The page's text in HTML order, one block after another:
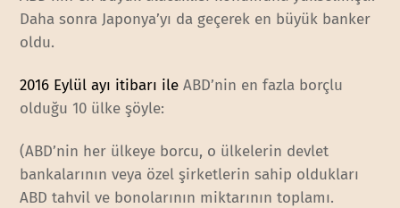
Daha sonra Japonya’yı da geçerek en büyük banker
oldu.
2016 Eylül ayı itibarı ile ABD’nin en fazla borçlu
olduğu 10 ülke şöyle:
(ABD’nin her ülkeye borcu, o ülkelerin devlet
bankalarının veya özel şirketlerin sahip oldukları
ABD tahvil ve bonolarının miktarının toplamı.